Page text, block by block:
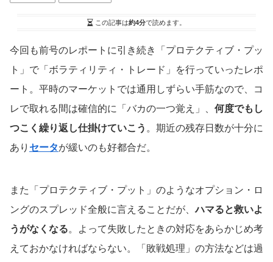
この記事は約4分で読めます。
今回も前号のレポートに引き続き「プロテクティブ・プッ
ト」で「ボラティリティ・トレード」を行っていったレポ
ート。平時のマーケットでは通用しずらい手筋なので、コ
レで取れる間は確信的に「バカの一つ覚え」、 何度でもし
つこく繰り返し仕掛けていこう 。期近の残存日数が十分に
あり セータが緩いのも好都合だ。
また「プロテクティブ・プット」のようなオプション・ロ
ングのスプレッド全般に言えることだが、ハマると救いよ
うがなくなる。よって失敗したときの対応をあらかじめ考
えておかなければならない。「敗戦処理」の方法などは過